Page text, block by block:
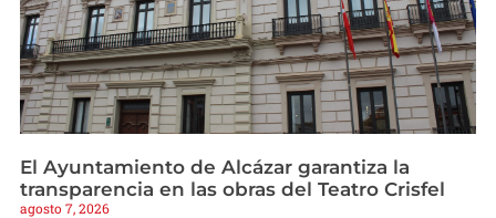
El Ayuntamiento de Alcázar garantiza la
transparencia en las obras del Teatro Crisfel
agosto 7, 2026